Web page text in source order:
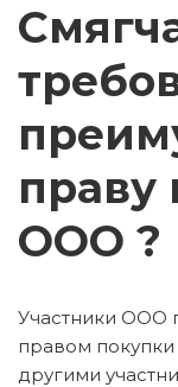
праву
ООО ?
Участники ООО
правом
другими